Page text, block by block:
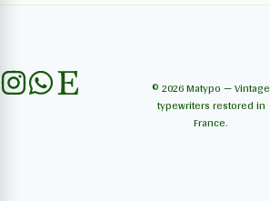
© 2026 Matypo — Vintage
typewriters restored in
France.